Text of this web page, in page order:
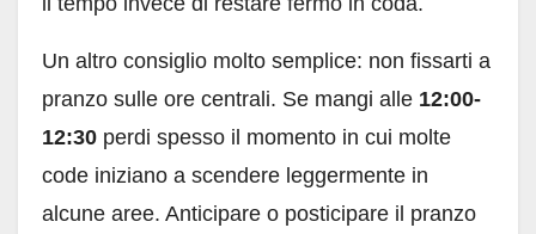
Un altro consiglio molto semplice: non fissarti a
pranzo sulle ore centrali. Se mangi alle 12:00-
12:30 perdi spesso il momento in cui molte
code iniziano a scendere leggermente in
alcune aree. Anticipare o posticipare il pranzo